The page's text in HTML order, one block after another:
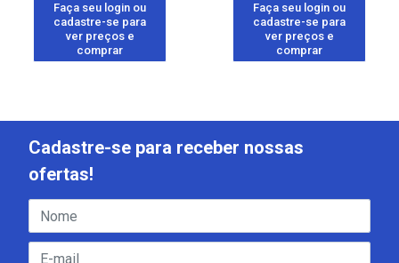
Faça seu login ou
cadastre-se para
ver preços e
comprar
Faça seu login ou
cadastre-se para
ver preços e
comprar
Cadastre-se para receber nossas
ofertas!